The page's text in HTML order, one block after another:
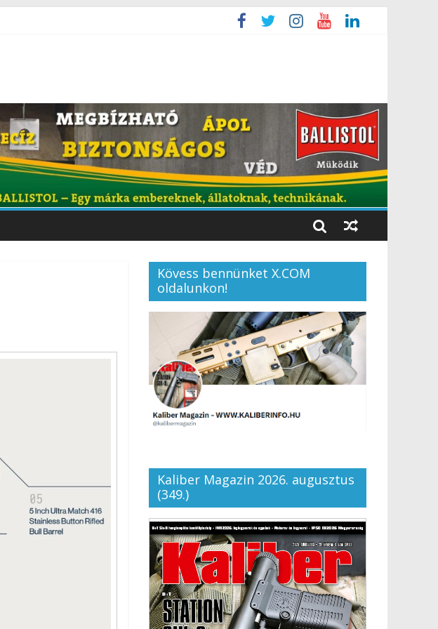
Kövess bennünket X.COM
oldalunkon!
Kaliber Magazin 2026. augusztus
(349.)